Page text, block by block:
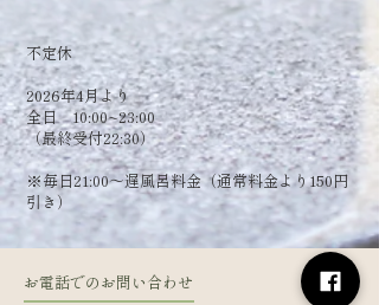
​不定休
2026年4月より
全日 10:00~23:00
（最終受付22:30）
​※毎日21:00～遅風呂料金（通常料金より150円
引き）
お電話でのお問い合わせ